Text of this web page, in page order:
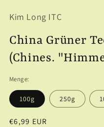
Kim Long ITC
China Grüner
(Chines.
Menge:
100g 250g
Normaler
€6,99 EUR